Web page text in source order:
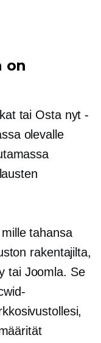
on
tai Osta nyt -
olevalle
tahansa
rakentajilta,
tai Joomla. Se